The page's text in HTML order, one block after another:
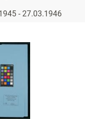
- 27.03.1946